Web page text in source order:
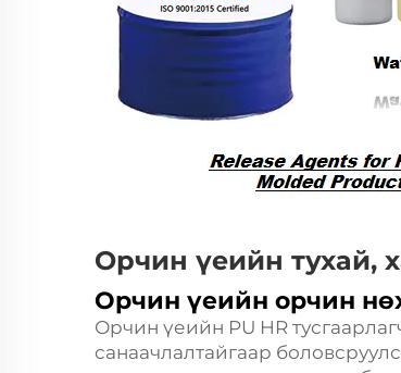
Орчин үеийн тухай,
Орчин үеийн орчин
Орчин үеийн PU HR
санаачлалтайгаар